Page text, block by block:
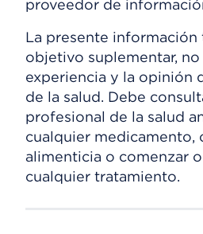
proveedor de
La presente información
objetivo suplementar, no
experiencia y la opinión
de la salud. Debe
profesional de la salud
cualquier medicamento,
alimenticia o comenzar
cualquier tratamiento.